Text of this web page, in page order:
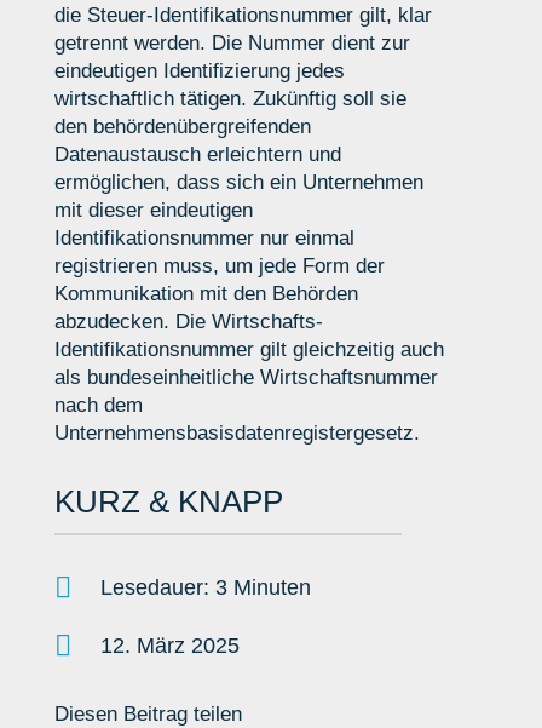
die Steuer-Identifikationsnummer gilt, klar
getrennt werden. Die Nummer dient zur
eindeutigen Identifizierung jedes
wirtschaftlich tätigen. Zukünftig soll sie
den behördenübergreifenden
Datenaustausch erleichtern und
ermöglichen, dass sich ein Unternehmen
mit dieser eindeutigen
Identifikationsnummer nur einmal
registrieren muss, um jede Form der
Kommunikation mit den Behörden
abzudecken. Die Wirtschafts-
Identifikationsnummer gilt gleichzeitig auch
als bundeseinheitliche Wirtschaftsnummer
nach dem
Unternehmensbasisdatenregistergesetz.
KURZ & KNAPP
 Lesedauer: 3 Minuten
 12. März 2025
Diesen Beitrag teilen